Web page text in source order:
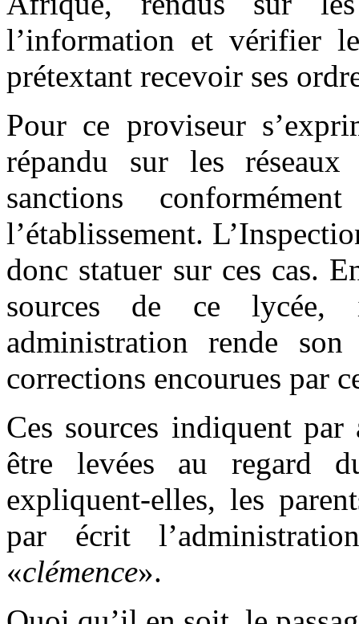
l’information et vérifier
prétextant recevoir ses
Pour ce proviseur
répandu sur les
sanctions
l’établissement.
donc statuer sur ces cas.
sources de ce
administration rende
corrections encourues par
Ces sources indiquent
être levées au regard
expliquent-elles, les
par écrit
«clémence».